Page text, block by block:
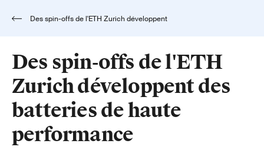
Des spin-offs de l'ETH
Zurich développent des
batteries de haute
performance